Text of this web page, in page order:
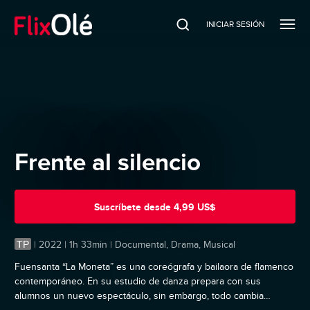
INICIAR SESIÓN
Frente al silencio
Suscríbete desde 4,99 US$
TP | 2022 | 1h 33min | Documental, Drama, Musical
Fuensanta “La Moneta” es una coreógrafa y bailaora de flamenco
contemporáneo. En su estudio de danza prepara con sus
alumnos un nuevo espectáculo, sin embargo, todo cambia